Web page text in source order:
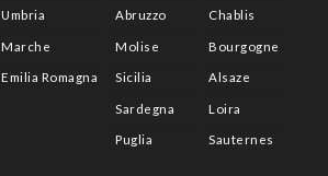
Umbria
Marche
Emilia Romagna
Abruzzo
Molise
Sicilia
Sardegna
Puglia
Chablis
Bourgogne
Alsaze
Loira
Sauternes